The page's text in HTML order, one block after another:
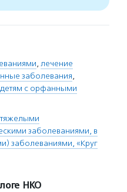
, лечение
заболевания,
с орфанными
заболеваниями, в
заболеваниями, «Круг
НКО